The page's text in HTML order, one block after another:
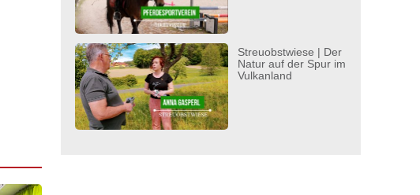
Streuobstwiese | Der
Natur auf der Spur im
Vulkanland